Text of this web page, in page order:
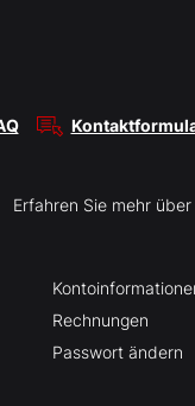
Erfahren Sie mehr
Rechnungen
Passwort ändern